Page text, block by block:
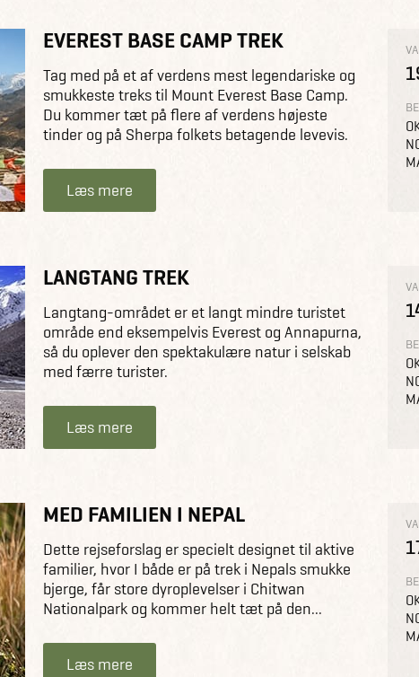
EVEREST BASE CAMP TREK
Tag med på et af verdens mest legendariske og
smukkeste treks til Mount Everest Base Camp.
Du kommer tæt på flere af verdens højeste
tinder og på Sherpa folkets betagende levevis.
Læs mere
LANGTANG TREK
Langtang-området er et langt mindre turistet
område end eksempelvis Everest og Annapurna,
så du oplever den spektakulære natur i selskab
med færre turister.
Læs mere
MED FAMILIEN I NEPAL
Dette rejseforslag er specielt designet til aktive
familier, hvor I både er på trek i Nepals smukke
bjerge, får store dyroplevelser i Chitwan
Nationalpark og kommer helt tæt på den...
Læs mere